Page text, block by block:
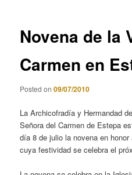
Novena de la
Carmen en
Posted on09/07/2010
La Archicofradía y Hermandad
Señora del Carmen de Estepa
día 8 de julio la novena en
cuya festividad se celebra el